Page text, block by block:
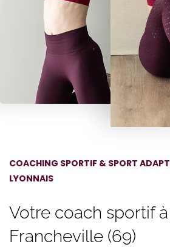
COACHING SPORTIF & SPORT
LYONNAIS
Votre coach sportif à
Francheville (69)